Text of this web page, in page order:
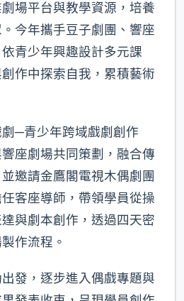
場平台與教學資源，培養
今年攜手豆子劇團、響座
青少年興趣設計多元課
作中探索自我，累積藝術
─青少年跨域戲劇創作
座劇場共同策劃，融合傳
邀請金鷹閣電視木偶劇團
客座導師，帶領學員從操
與劇本創作，透過四天密
作流程。
發，逐步進入偶戲專題與